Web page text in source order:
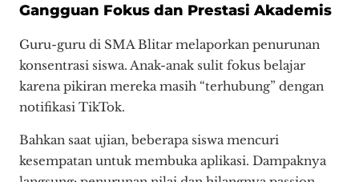
Gangguan Fokus dan Prestasi Akademis
Guru-guru di SMA Blitar melaporkan penurunan
konsentrasi siswa. Anak-anak sulit fokus belajar
karena pikiran mereka masih “terhubung” dengan
notifikasi TikTok.
Bahkan saat ujian, beberapa siswa mencuri
kesempatan untuk membuka aplikasi. Dampaknya